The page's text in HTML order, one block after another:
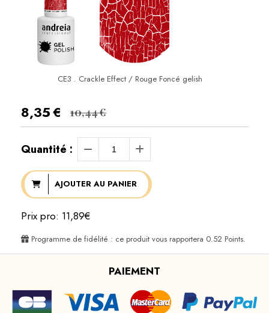
CE3 . Crackle Effect / Rouge Foncé gelish
8,35€ 10,44€
Quantité :
AJOUTER AU PANIER
Prix pro: 11,89€
Programme de fidélité : ce produit vous rapportera 0.52 Points.
PAIEMENT